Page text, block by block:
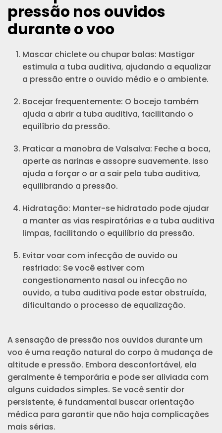
pressão nos ouvidos
durante o voo
Mascar chiclete ou chupar balas: Mastigar
estimula a tuba auditiva, ajudando a equalizar
a pressão entre o ouvido médio e o ambiente.
Bocejar frequentemente: O bocejo também
ajuda a abrir a tuba auditiva, facilitando o
equilíbrio da pressão.
Praticar a manobra de Valsalva: Feche a boca,
aperte as narinas e assopre suavemente. Isso
ajuda a forçar o ar a sair pela tuba auditiva,
equilibrando a pressão.
Hidratação: Manter-se hidratado pode ajudar
a manter as vias respiratórias e a tuba auditiva
limpas, facilitando o equilíbrio da pressão.
Evitar voar com infecção de ouvido ou
resfriado: Se você estiver com
congestionamento nasal ou infecção no
ouvido, a tuba auditiva pode estar obstruída,
dificultando o processo de equalização.
A sensação de pressão nos ouvidos durante um
voo é uma reação natural do corpo à mudança de
altitude e pressão. Embora desconfortável, ela
geralmente é temporária e pode ser aliviada com
alguns cuidados simples. Se você sentir dor
persistente, é fundamental buscar orientação
médica para garantir que não haja complicações
mais sérias.